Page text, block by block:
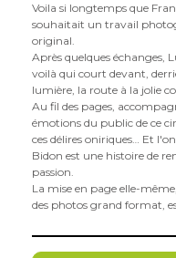
Voila si longtemps que
souhaitait un travail
original.
Après quelques échanges,
voilà qui court devant,
lumière, la route à la jolie
Au fil des pages,
émotions du public de ce
ces délires oniriques… Et
Bidon est une histoire de
passion.
La mise en page elle-
des photos grand format,